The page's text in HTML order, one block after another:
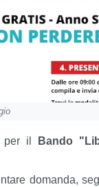
per il Bando
domanda,